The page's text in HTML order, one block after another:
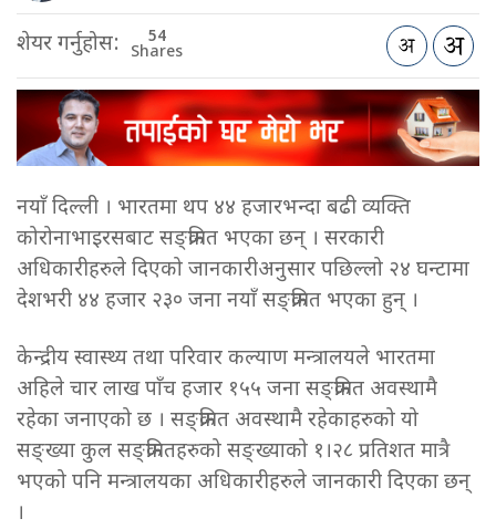
शेयर गर्नुहोस: 54
Shares
नयाँ दिल्ली । भारतमा थप ४४ हजारभन्दा बढी व्यक्ति
कोरोनाभाइरसबाट सङ्क्रमित भएका छन् । सरकारी
अधिकारीहरुले दिएको जानकारीअनुसार पछिल्लो २४ घन्टामा
देशभरी ४४ हजार २३० जना नयाँ सङ्क्रमित भएका हुन् ।
केन्द्रीय स्वास्थ्य तथा परिवार कल्याण मन्त्रालयले भारतमा
अहिले चार लाख पाँच हजार १५५ जना सङ्क्रमित अवस्थामै
रहेका जनाएको छ । सङ्क्रमित अवस्थामै रहेकाहरुको यो
सङ्ख्या कुल सङ्क्रमितहरुको सङ्ख्याको १।२८ प्रतिशत मात्रै
भएको पनि मन्त्रालयका अधिकारीहरुले जानकारी दिएका छन्
।